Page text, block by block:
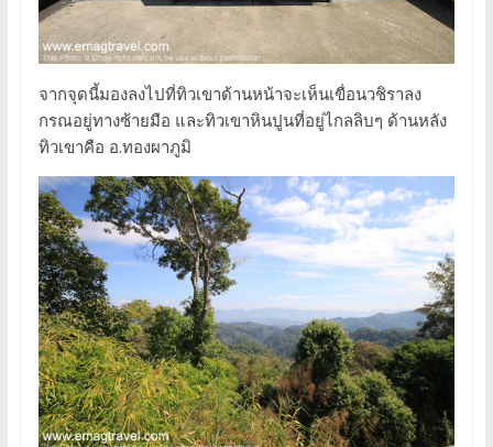
จากจุดนี้มองลงไปที่ทิวเขาด้านหน้าจะเห็นเขื่อนวชิราลง
กรณอยู่ทางซ้ายมือ และทิวเขาหินปูนที่อยู่ไกลลิบๆ ด้านหลัง
ทิวเขาคือ อ.ทองผาภูมิ